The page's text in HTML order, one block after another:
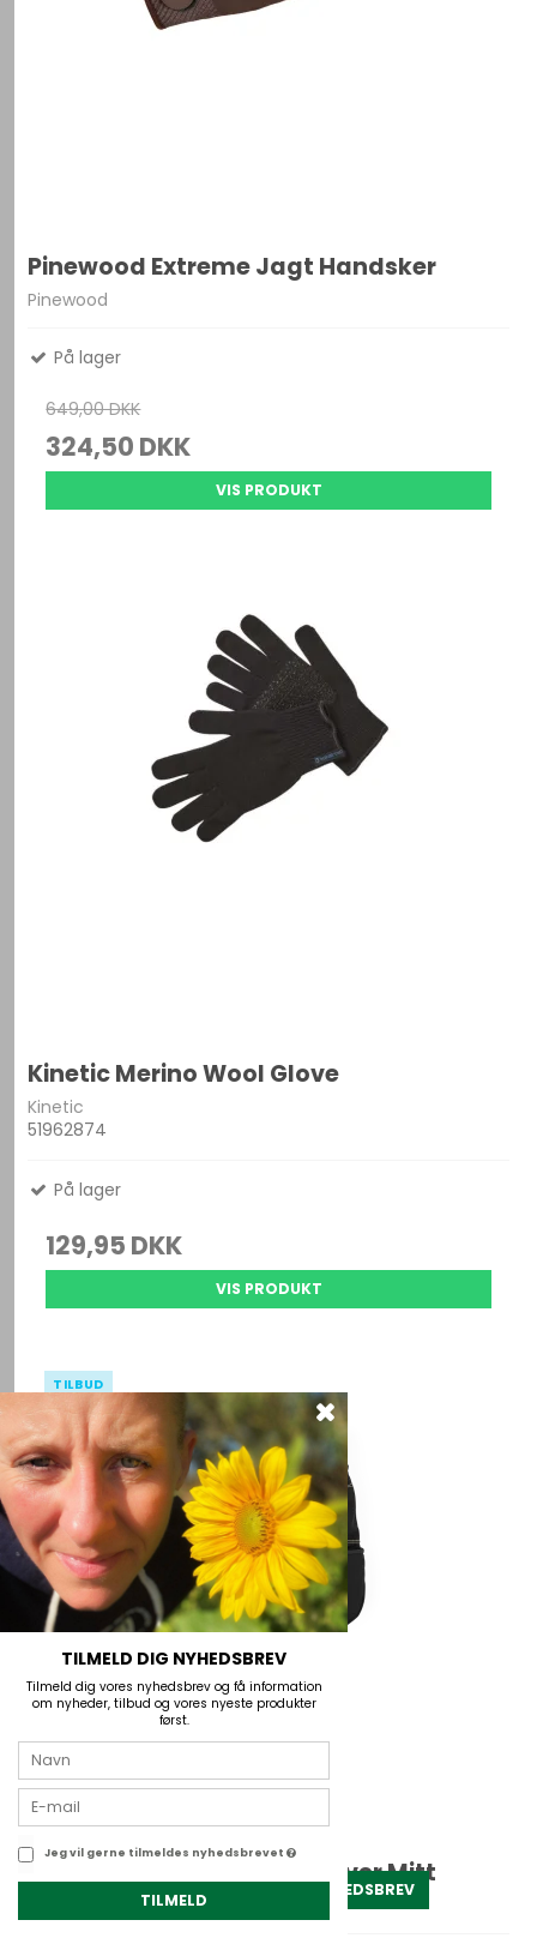
Pinewood Extreme Jagt Handsker
Pinewood
På lager
649,00 DKK
324,50 DKK
VIS PRODUKT
Kinetic Merino Wool Glove
Kinetic
51962874
På lager
129,95 DKK
VIS PRODUKT
TILBUD
Hestra Windbreaker Pull Over Mitt
TILMELD DIG NYHEDSBREV
Tilmeld dig vores nyhedsbrev og få information
om nyheder, tilbud og vores nyeste produkter
først.
Jeg vil gerne tilmeldes nyhedsbrevet
TILMELD
TILMELD NYHEDSBREV